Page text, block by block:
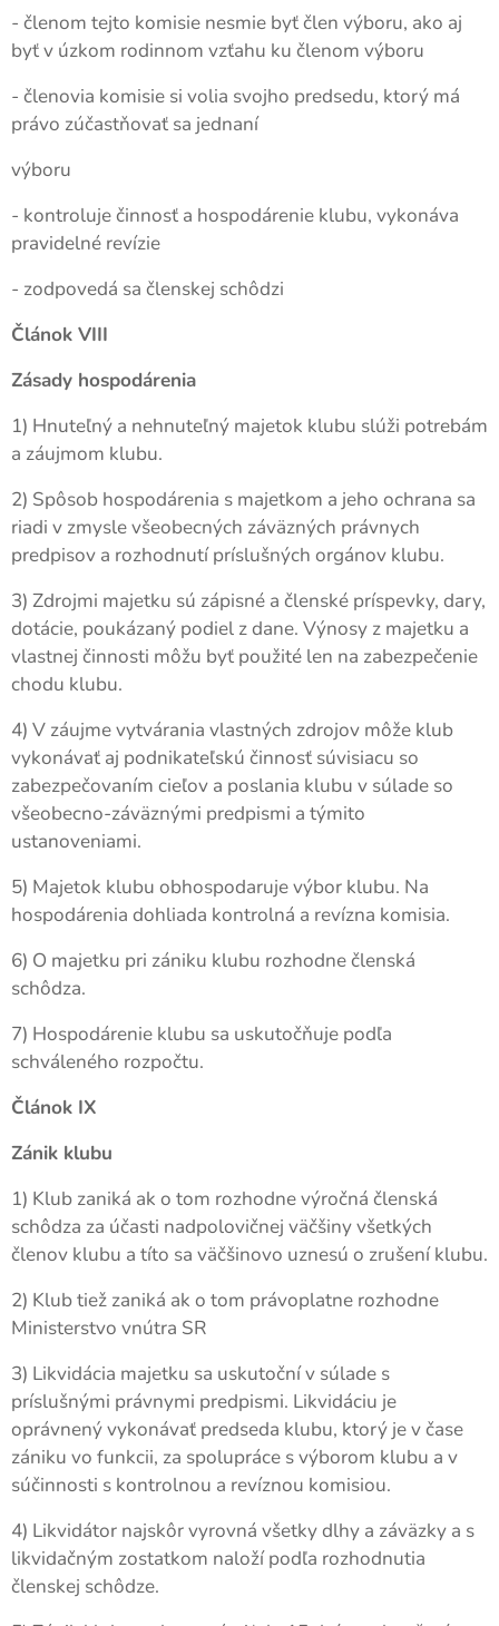
- členom tejto komisie nesmie byť člen výboru, ako aj
byť v úzkom rodinnom vzťahu ku členom výboru
- členovia komisie si volia svojho predsedu, ktorý má
právo zúčastňovať sa jednaní
výboru
- kontroluje činnosť a hospodárenie klubu, vykonáva
pravidelné revízie
- zodpovedá sa členskej schôdzi
Článok VIII
Zásady hospodárenia
1) Hnuteľný a nehnuteľný majetok klubu slúži potrebám
a záujmom klubu.
2) Spôsob hospodárenia s majetkom a jeho ochrana sa
riadi v zmysle všeobecných záväzných právnych
predpisov a rozhodnutí príslušných orgánov klubu.
3) Zdrojmi majetku sú zápisné a členské príspevky, dary,
dotácie, poukázaný podiel z dane. Výnosy z majetku a
vlastnej činnosti môžu byť použité len na zabezpečenie
chodu klubu.
4) V záujme vytvárania vlastných zdrojov môže klub
vykonávať aj podnikateľskú činnosť súvisiacu so
zabezpečovaním cieľov a poslania klubu v súlade so
všeobecno-záväznými predpismi a týmito
ustanoveniami.
5) Majetok klubu obhospodaruje výbor klubu. Na
hospodárenia dohliada kontrolná a revízna komisia.
6) O majetku pri zániku klubu rozhodne členská
schôdza.
7) Hospodárenie klubu sa uskutočňuje podľa
schváleného rozpočtu.
Článok IX
Zánik klubu
1) Klub zaniká ak o tom rozhodne výročná členská
schôdza za účasti nadpolovičnej väčšiny všetkých
členov klubu a títo sa väčšinovo uznesú o zrušení klubu.
2) Klub tiež zaniká ak o tom právoplatne rozhodne
Ministerstvo vnútra SR
3) Likvidácia majetku sa uskutoční v súlade s
príslušnými právnymi predpismi. Likvidáciu je
oprávnený vykonávať predseda klubu, ktorý je v čase
zániku vo funkcii, za spolupráce s výborom klubu a v
súčinnosti s kontrolnou a revíznou komisiou.
4) Likvidátor najskôr vyrovná všetky dlhy a záväzky a s
likvidačným zostatkom naloží podľa rozhodnutia
členskej schôdze.